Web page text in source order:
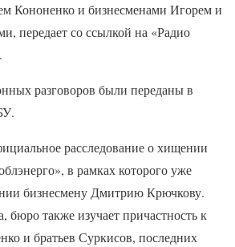
Кононенко и бизнесменами Игорем и
передает со ссылкой на «Радио
разговоров были переданы в
расследование о хищении
в рамках которого уже
бизнесмену Дмитрию Крючкову.
бюро также изучает причастность к
и братьев Суркисов, последних